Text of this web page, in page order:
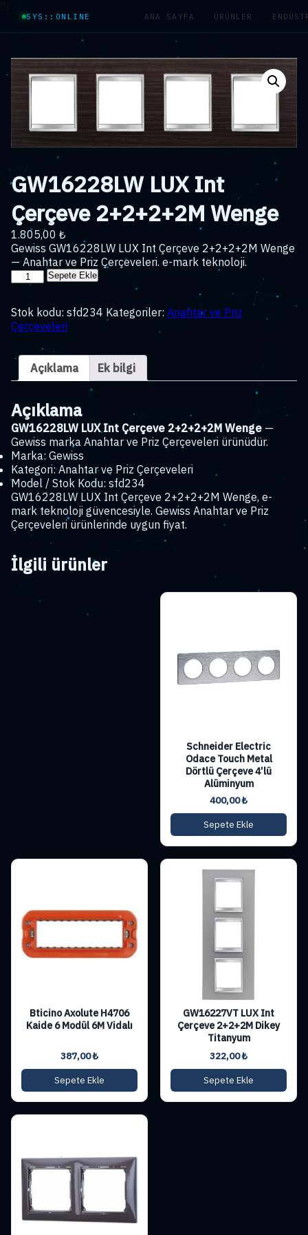
SYS::ONLINE ANA SAYFA ÜRÜNLER
GW16228LW LUX Int
Çerçeve 2+2+2+2M Wenge
1.805,00 ₺
Gewiss GW16228LW LUX Int Çerçeve 2+2+2+2M Wenge
— Anahtar ve Priz Çerçeveleri. e-mark teknoloji.
GW16228LW
LUX
Çerçeve
2+2+2+2M
adet
Sepete Ekle
Stok kodu: sfd234 Kategoriler: Anahtar ve Priz
Çerçeveleri
Açıklama Ek bilgi
Açıklama
GW16228LW LUX Int Çerçeve 2+2+2+2M Wenge —
Gewiss marka Anahtar ve Priz Çerçeveleri ürünüdür.
Marka: Gewiss
Kategori: Anahtar ve Priz Çerçeveleri
Model / Stok Kodu: sfd234
GW16228LW LUX Int Çerçeve 2+2+2+2M Wenge, e-
mark teknoloji güvencesiyle. Gewiss Anahtar ve Priz
Çerçeveleri ürünlerinde uygun fiyat.
İlgili ürünler
Schneider Electric
Odace Touch Metal
Dörtlü Çerçeve 4’lü
Alüminyum
400,00₺
Sepete Ekle
Bticino Axolute H4706
Kaide 6 Modül 6M Vidalı
387,00₺
Sepete Ekle
GW16227VT LUX Int
Çerçeve 2+2+2M Dikey
Titanyum
322,00₺
Sepete Ekle